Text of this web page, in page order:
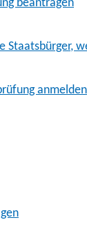
beantragen
anmelden